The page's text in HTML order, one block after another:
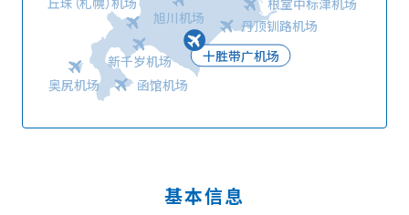
新千岁机场
函馆机场
奥尻机场
旭川机场
根室中标津机场
丹顶钏路机场
十胜带广机场
基本信息